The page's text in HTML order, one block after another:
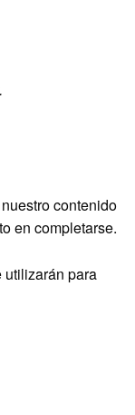
contenido
en completarse.
utilizarán para